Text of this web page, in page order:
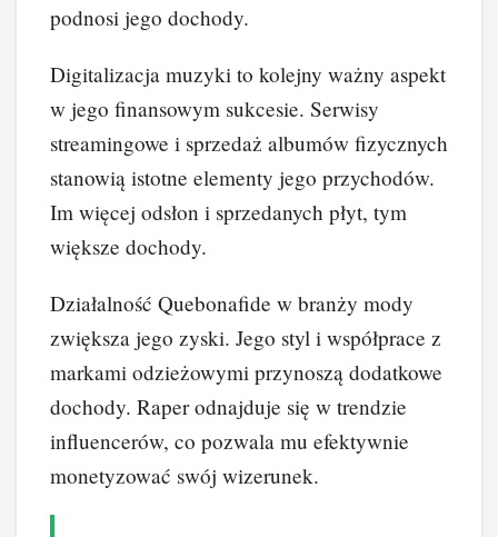
podnosi jego dochody.
Digitalizacja muzyki to kolejny ważny aspekt
w jego finansowym sukcesie. Serwisy
streamingowe i sprzedaż albumów fizycznych
stanowią istotne elementy jego przychodów.
Im więcej odsłon i sprzedanych płyt, tym
większe dochody.
Działalność Quebonafide w branży mody
zwiększa jego zyski. Jego styl i współprace z
markami odzieżowymi przynoszą dodatkowe
dochody. Raper odnajduje się w trendzie
influencerów, co pozwala mu efektywnie
monetyzować swój wizerunek.